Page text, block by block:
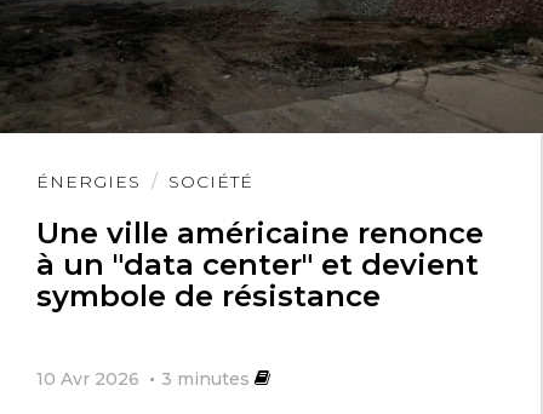
ÉNERGIES SOCIÉTÉ
Une ville américaine renonce
à un "data center" et devient
symbole de résistance
10 Avr 2026 3 minutes
Lire